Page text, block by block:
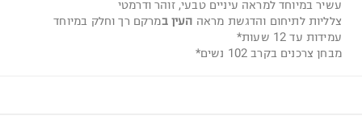
עשיר במיוחד למראה עיניים טבעי, זוהר ודרמטי
צלליות לתיחום והדגשת מראה העין במרקם רך וחלק במיוחד
עמידות עד 12 שעות*
מבחן צרכנים בקרב 102 נשים*